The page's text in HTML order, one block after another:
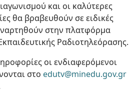
και οι καλύτερες
θα βραβευθούν σε ειδικές
στην πλατφόρμα
Ραδιοτηλεόρασης.
οι ενδιαφερόμενοι
στο edutv@minedu.gov.gr